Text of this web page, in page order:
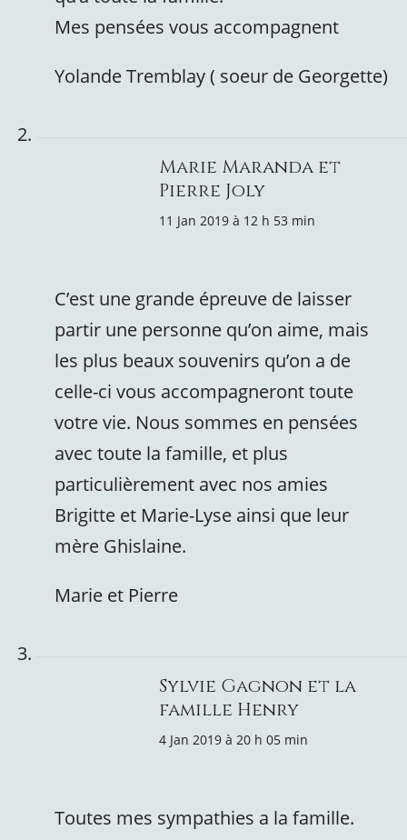
Mes pensées vous accompagnent
Yolande Tremblay ( soeur de Georgette)
Marie Maranda et
Pierre Joly
11 Jan 2019 à 12 h 53 min
C’est une grande épreuve de laisser
partir une personne qu’on aime, mais
les plus beaux souvenirs qu’on a de
celle-ci vous accompagneront toute
votre vie. Nous sommes en pensées
avec toute la famille, et plus
particulièrement avec nos amies
Brigitte et Marie-Lyse ainsi que leur
mère Ghislaine.
Marie et Pierre
Sylvie Gagnon et la
famille Henry
4 Jan 2019 à 20 h 05 min
Toutes mes sympathies a la famille.